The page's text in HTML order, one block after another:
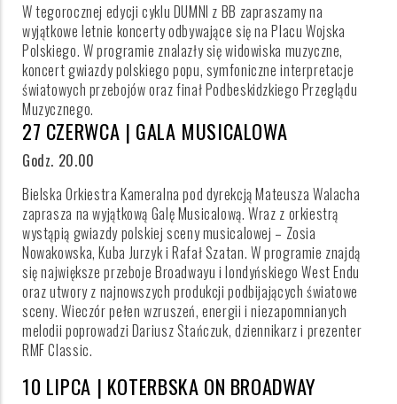
W tegorocznej edycji cyklu DUMNI z BB zapraszamy na
wyjątkowe letnie koncerty odbywające się na Placu Wojska
Polskiego. W programie znalazły się widowiska muzyczne,
koncert gwiazdy polskiego popu, symfoniczne interpretacje
światowych przebojów oraz finał Podbeskidzkiego Przeglądu
Muzycznego.
27 CZERWCA | GALA MUSICALOWA
Godz. 20.00
Bielska Orkiestra Kameralna pod dyrekcją Mateusza Walacha
zaprasza na wyjątkową Galę Musicalową. Wraz z orkiestrą
wystąpią gwiazdy polskiej sceny musicalowej – Zosia
Nowakowska, Kuba Jurzyk i Rafał Szatan. W programie znajdą
się największe przeboje Broadwayu i londyńskiego West Endu
oraz utwory z najnowszych produkcji podbijających światowe
sceny. Wieczór pełen wzruszeń, energii i niezapomnianych
melodii poprowadzi Dariusz Stańczuk, dziennikarz i prezenter
RMF Classic.
10 LIPCA | KOTERBSKA ON BROADWAY